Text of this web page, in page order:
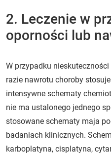
2. Leczenie w
oporności lub
W przypadku
razie nawrotu choroby
intensywne schematy
nie ma ustalonego jednego
stosowane schematy maja
badaniach klinicznych.
karboplatyna, cisplatyna,